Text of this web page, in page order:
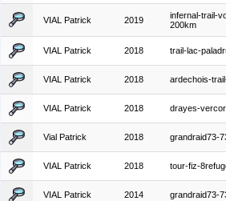
VIAL Patrick 2019
infernal-trail-
200km
VIAL Patrick 2018 trail-lac-
VIAL Patrick 2018 ardechois-
VIAL Patrick 2018 drayes-
Vial Patrick 2018 grandraid73-
VIAL Patrick 2018 tour-fiz-
VIAL Patrick 2014 grandraid73-